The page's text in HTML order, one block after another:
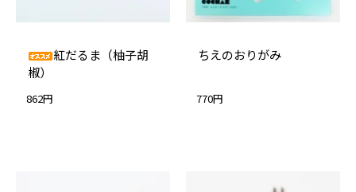
紅だるま（柚子胡
椒）
862円
ちえのおりがみ
770円